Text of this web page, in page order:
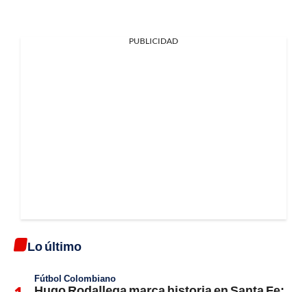
PUBLICIDAD
Lo último
Fútbol Colombiano